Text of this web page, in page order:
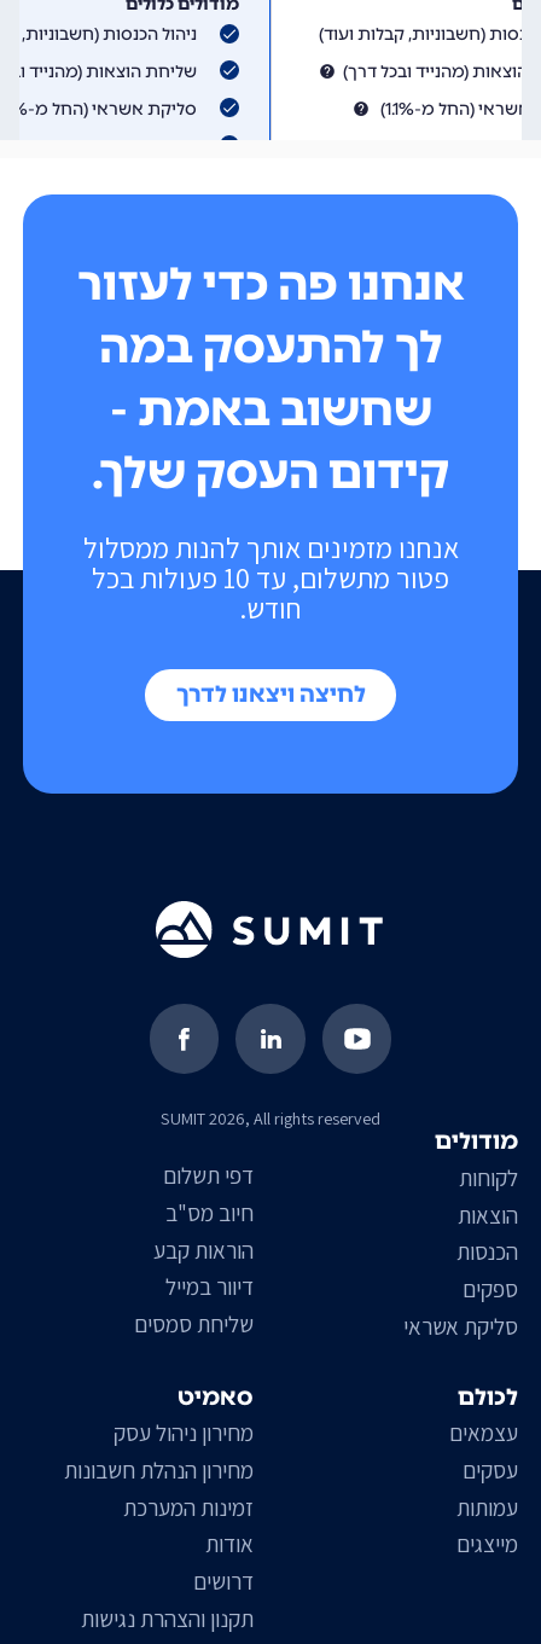
אנחנו מזמינים אותך להנות ממסלול
פטור מתשלום, עד 10 פעולות בכל
חודש.
לחיצה ויצאנו לדרך
אנחנו פה כדי לעזור
לך להתעסק במה
שחשוב באמת -
קידום העסק שלך.
SUMIT 2026, All rights reserved
סאמיט
מחירון ניהול עסק
מחירון הנהלת חשבונות
זמינות המערכת
אודות
דרושים
תקנון והצהרת נגישות
דפי תשלום
חיוב מס"ב
הוראות קבע
דיוור במייל
שליחת סמסים
מודולים
לקוחות
הוצאות
הכנסות
ספקים
סליקת אשראי
לכולם
עצמאים
עסקים
עמותות
מייצגים